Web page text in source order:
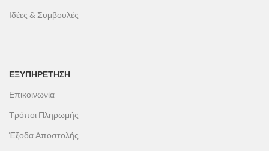
Ιδέες & Συμβουλές
ΕΞΥΠΗΡΕΤΗΣΗ
Επικοινωνία
Τρόποι Πληρωμής
Έξοδα Αποστολής